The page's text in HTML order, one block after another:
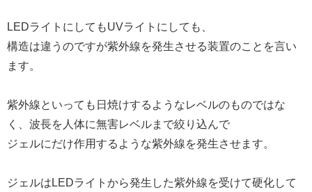
LEDライトにしてもUVライトにしても、
構造は違うのですが紫外線を発生させる装置のことを言い
ます。
紫外線といっても日焼けするようなレベルのものではな
く、波長を人体に無害レベルまで絞り込んで
ジェルにだけ作用するような紫外線を発生させます。
ジェルはLEDライトから発生した紫外線を受けて硬化して